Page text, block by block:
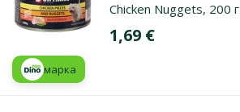
Chicken Nuggets, 200 г
Цена
1,69 €
марка